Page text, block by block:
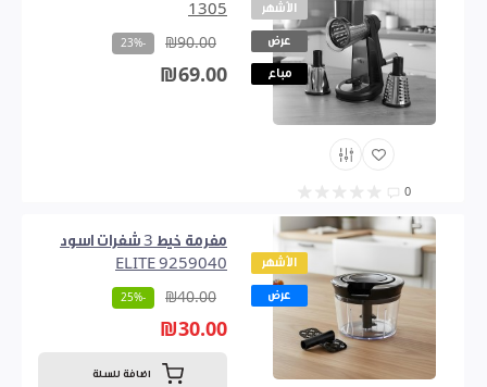
الأشهر
عرض
مباع
0
1305
₪90.00
-23%
₪69.00
الأشهر
عرض
مفرمة خيط 3 شفرات اسود
ELITE 9259040
₪40.00
-25%
₪30.00
اضافة للسلة